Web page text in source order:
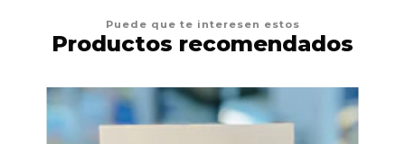
Puede que te interesen estos
Productos recomendados